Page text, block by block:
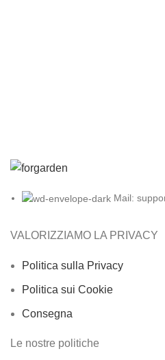
Mail:
VALORIZZIAMO LA PRIVACY
Politica sulla Privacy
Politica sui Cookie
Consegna
Le nostre politiche